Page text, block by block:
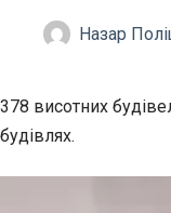
Назар
378 висотних
будівлях.